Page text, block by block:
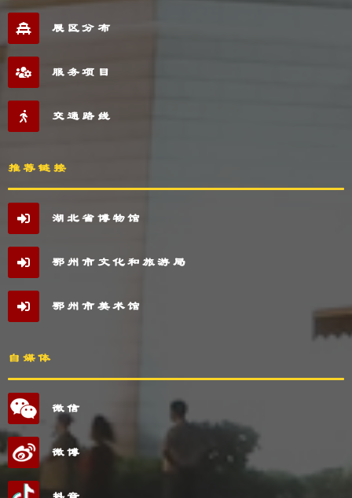
展区分布
服务项目
交通路线
推荐链接
湖北省博物馆
鄂州市文化和旅游局
鄂州市美术馆
自媒体
微信
微博